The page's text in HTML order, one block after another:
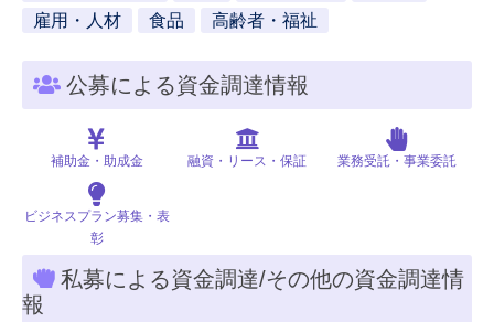
雇用・人材
食品 高齢者・福祉
公募による資金調達情報
補助金・助成金 融資・リース・保証 業務受託・事業委託
ビジネスプラン募集・表
彰
私募による資金調達/その他の資金調達情
報